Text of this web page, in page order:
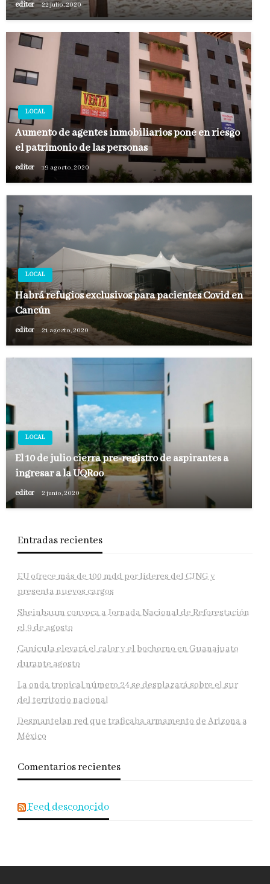
editor 22 julio, 2020
LOCAL
Aumento de agentes inmobiliarios pone en riesgo
el patrimonio de las personas
editor 19 agosto, 2020
LOCAL
Habrá refugios exclusivos para pacientes Covid en
Cancún
editor 21 agosto, 2020
LOCAL
El 10 de julio cierra pre-registro de aspirantes a
ingresar a la UQRoo
editor 2 junio, 2020
Entradas recientes
EU ofrece más de 100 mdd por líderes del CJNG y
presenta nuevos cargos
Sheinbaum convoca a Jornada Nacional de Reforestación
el 9 de agosto
Canícula elevará el calor y el bochorno en Guanajuato
durante agosto
La onda tropical número 24 se desplazará sobre el sur
del territorio nacional
Desmantelan red que traficaba armamento de Arizona a
México
Comentarios recientes
Feed desconocido